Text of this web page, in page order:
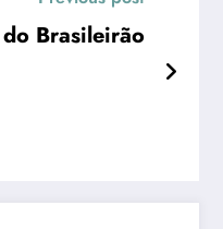
Brasileirão